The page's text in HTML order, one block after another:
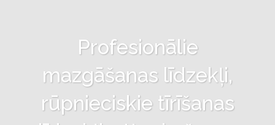
Profesionālie
mazgāšanas līdzekļi,
rūpnieciskie tīrīšanas